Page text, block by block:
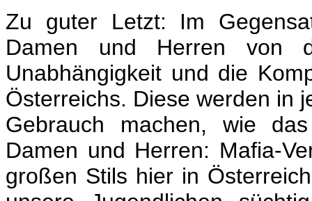
Zu guter Letzt: Im
Damen und Herren von
Unabhängigkeit und die
Österreichs. Diese werden in
Gebrauch machen, wie
Damen und Herren: Mafia-
großen Stils hier in